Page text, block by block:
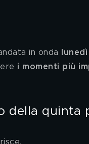
in onda lunedì
i momenti più
della quinta